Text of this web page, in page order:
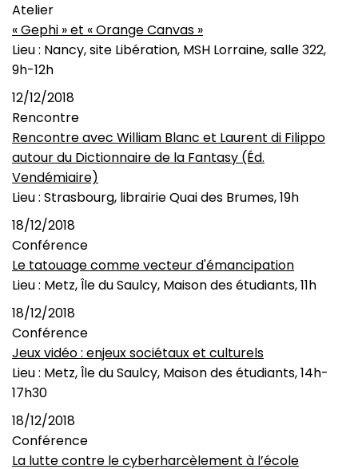
Atelier
« Gephi » et « Orange Canvas »
Lieu : Nancy, site Libération, MSH Lorraine, salle 322,
9h-12h
12/12/2018
Rencontre
Rencontre avec William Blanc et Laurent di Filippo
autour du Dictionnaire de la Fantasy (Éd.
Vendémiaire)
Lieu : Strasbourg, librairie Quai des Brumes, 19h
18/12/2018
Conférence
Le tatouage comme vecteur d'émancipation
Lieu : Metz, Île du Saulcy, Maison des étudiants, 11h
18/12/2018
Conférence
Jeux vidéo : enjeux sociétaux et culturels
Lieu : Metz, Île du Saulcy, Maison des étudiants, 14h-
17h30
18/12/2018
Conférence
La lutte contre le cyberharcèlement à l’école